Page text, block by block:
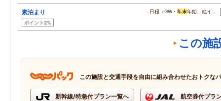
素泊まり
ポイント2%
…日程（GW・ 年末年始、他イ…
この施
この施設と交通手段を自由に組み合わせたおトクな
新幹線/特急付プラン一覧へ 航空券付プラ